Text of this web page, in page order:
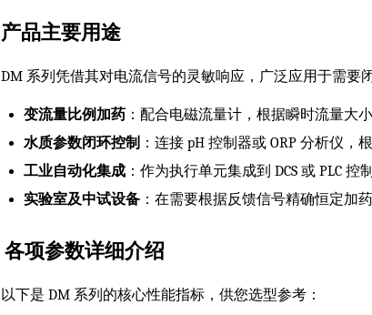
产品主要用途
DM 系列凭借其对电流信号的灵敏响应，广泛应用于需要
变流量比例加药 ：配合电磁流量计，根据瞬时流量大
水质参数闭环控制 ：连接 pH 控制器或 ORP 分析仪
工业自动化集成 ：作为执行单元集成到 DCS 或 PLC
实验室及中试设备 ：在需要根据反馈信号精确恒定加
各项参数详细介绍
以下是 DM 系列的核心性能指标，供您选型参考：